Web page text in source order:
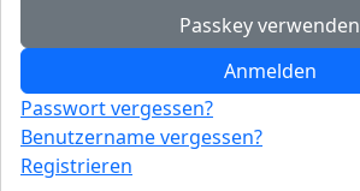
Passkey verwenden
Anmelden
Passwort vergessen?
Benutzername vergessen?
Registrieren